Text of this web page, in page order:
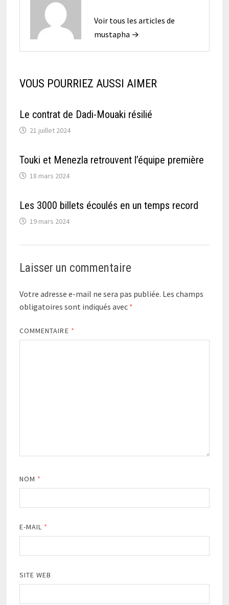
Voir tous les articles de
mustapha →
VOUS POURRIEZ AUSSI AIMER
Le contrat de Dadi-Mouaki résilié
21 juillet 2024
Touki et Menezla retrouvent l’équipe première
18 mars 2024
Les 3000 billets écoulés en un temps record
19 mars 2024
Laisser un commentaire
Votre adresse e-mail ne sera pas publiée. Les champs
obligatoires sont indiqués avec *
COMMENTAIRE *
NOM *
E-MAIL *
SITE WEB